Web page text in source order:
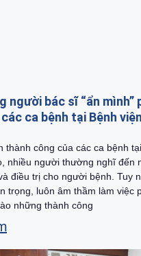
người bác sĩ “ẩn mình”
ca bệnh tại Bệnh
thành công của các ca bệnh
nhiều người thường nghĩ đến
điều trị cho người bệnh. Tuy
trọng, luôn âm thầm làm việc
những thành công